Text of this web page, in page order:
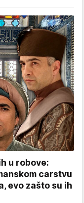
u robove:
carstvu
evo zašto su ih